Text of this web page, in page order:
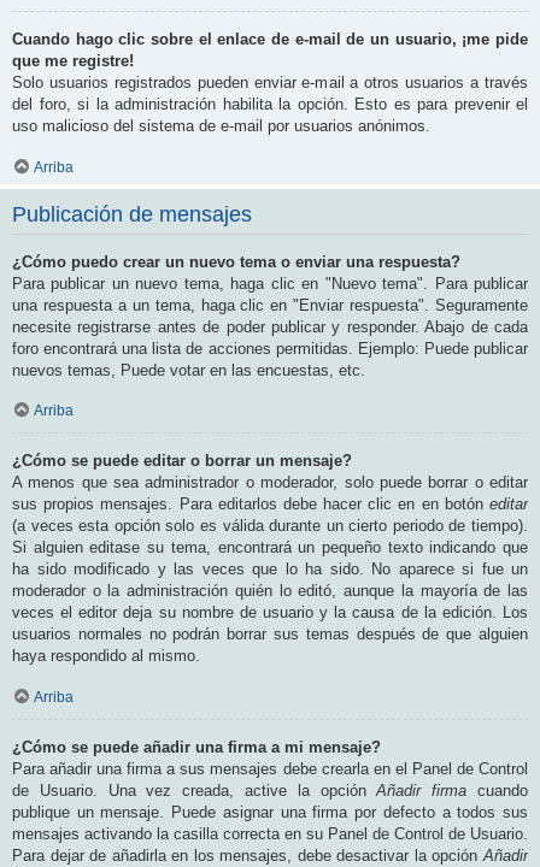
Cuando hago clic sobre el enlace de e-mail de un usuario, ¡me pide
que me registre!
Solo usuarios registrados pueden enviar e-mail a otros usuarios a través
del foro, si la administración habilita la opción. Esto es para prevenir el
uso malicioso del sistema de e-mail por usuarios anónimos.
Arriba
Publicación de mensajes
¿Cómo puedo crear un nuevo tema o enviar una respuesta?
Para publicar un nuevo tema, haga clic en "Nuevo tema". Para publicar
una respuesta a un tema, haga clic en "Enviar respuesta". Seguramente
necesite registrarse antes de poder publicar y responder. Abajo de cada
foro encontrará una lista de acciones permitidas. Ejemplo: Puede publicar
nuevos temas, Puede votar en las encuestas, etc.
Arriba
¿Cómo se puede editar o borrar un mensaje?
A menos que sea administrador o moderador, solo puede borrar o editar
sus propios mensajes. Para editarlos debe hacer clic en en botón editar
(a veces esta opción solo es válida durante un cierto periodo de tiempo).
Si alguien editase su tema, encontrará un pequeño texto indicando que
ha sido modificado y las veces que lo ha sido. No aparece si fue un
moderador o la administración quién lo editó, aunque la mayoría de las
veces el editor deja su nombre de usuario y la causa de la edición. Los
usuarios normales no podrán borrar sus temas después de que alguien
haya respondido al mismo.
Arriba
¿Cómo se puede añadir una firma a mi mensaje?
Para añadir una firma a sus mensajes debe crearla en el Panel de Control
de Usuario. Una vez creada, active la opciónAñadir firma cuando
publique un mensaje. Puede asignar una firma por defecto a todos sus
mensajes activando la casilla correcta en su Panel de Control de Usuario.
Para dejar de añadirla en los mensajes, debe desactivar la opciónAñadir